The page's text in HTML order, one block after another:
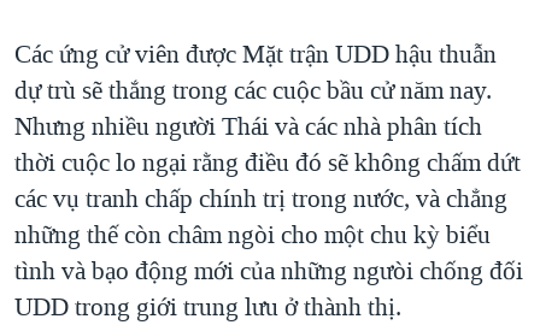
Các ứng cử viên được Mặt trận UDD hậu thuẫn
dự trù sẽ thắng trong các cuộc bầu cử năm nay.
Nhưng nhiều người Thái và các nhà phân tích
thời cuộc lo ngại rằng điều đó sẽ không chấm dứt
các vụ tranh chấp chính trị trong nước, và chẳng
những thế còn châm ngòi cho một chu kỳ biểu
tình và bạo động mới của những ngưòi chống đối
UDD trong giới trung lưu ở thành thị.